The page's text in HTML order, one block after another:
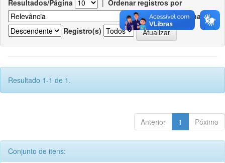
Resultados/Página | Ordenar registros por
Ordenar
Registro(s)
Resultado 1-1 de 1.
Anterior 1 Póximo
Conjunto de itens: